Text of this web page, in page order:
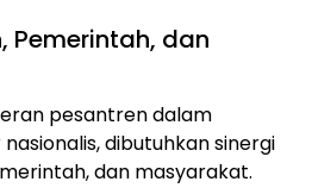
Pemerintah, dan
pesantren dalam
dibutuhkan sinergi
dan masyarakat.